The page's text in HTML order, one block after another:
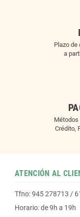
Plazo de
a
Métodos
Crédito,
ATENCIÓN AL
Tfno: 945 278713 /
Horario: de 9h a 19h